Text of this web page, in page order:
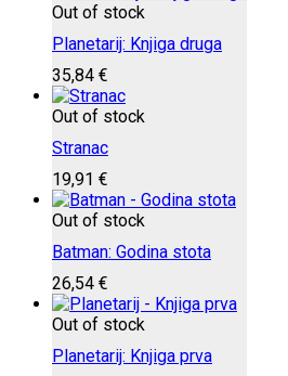
Out of stock
Planetarij: Knjiga druga
35,84 €
Out of stock
Stranac
19,91 €
Out of stock
Batman: Godina stota
26,54 €
Out of stock
Planetarij: Knjiga prva